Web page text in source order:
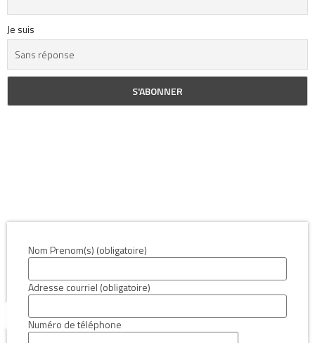
Je suis
Nom Prenom(s) (obligatoire)
Adresse courriel (obligatoire)
Numéro de téléphone